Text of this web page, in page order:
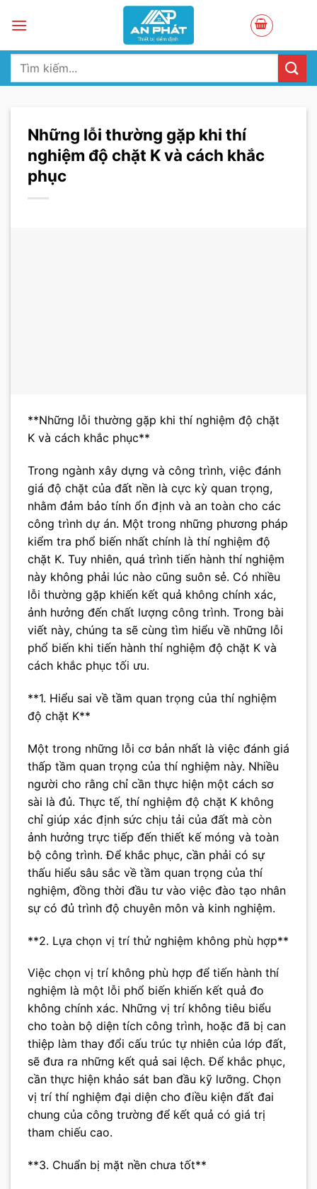
Tìm
Những lỗi thường gặp khi thí
nghiệm độ chặt K và cách khắc
phục
**Những lỗi thường gặp khi thí nghiệm độ chặt
K và cách khắc phục**
Trong ngành xây dựng và công trình, việc đánh
giá độ chặt của đất nền là cực kỳ quan trọng,
nhằm đảm bảo tính ổn định và an toàn cho các
công trình dự án. Một trong những phương pháp
kiểm tra phổ biến nhất chính là thí nghiệm độ
chặt K. Tuy nhiên, quá trình tiến hành thí nghiệm
này không phải lúc nào cũng suôn sẻ. Có nhiều
lỗi thường gặp khiến kết quả không chính xác,
ảnh hưởng đến chất lượng công trình. Trong bài
viết này, chúng ta sẽ cùng tìm hiểu về những lỗi
phổ biến khi tiến hành thí nghiệm độ chặt K và
cách khắc phục tối ưu.
**1. Hiểu sai về tầm quan trọng của thí nghiệm
độ chặt K**
Một trong những lỗi cơ bản nhất là việc đánh giá
thấp tầm quan trọng của thí nghiệm này. Nhiều
người cho rằng chỉ cần thực hiện một cách sơ
sài là đủ. Thực tế, thí nghiệm độ chặt K không
chỉ giúp xác định sức chịu tải của đất mà còn
ảnh hưởng trực tiếp đến thiết kế móng và toàn
bộ công trình. Để khắc phục, cần phải có sự
thấu hiểu sâu sắc về tầm quan trọng của thí
nghiệm, đồng thời đầu tư vào việc đào tạo nhân
sự có đủ trình độ chuyên môn và kinh nghiệm.
**2. Lựa chọn vị trí thử nghiệm không phù hợp**
Việc chọn vị trí không phù hợp để tiến hành thí
nghiệm là một lỗi phổ biến khiến kết quả đo
không chính xác. Những vị trí không tiêu biểu
cho toàn bộ diện tích công trình, hoặc đã bị can
thiệp làm thay đổi cấu trúc tự nhiên của lớp đất,
sẽ đưa ra những kết quả sai lệch. Để khắc phục,
cần thực hiện khảo sát ban đầu kỹ lưỡng. Chọn
vị trí thí nghiệm đại diện cho điều kiện đất đai
chung của công trường để kết quả có giá trị
tham chiếu cao.
**3. Chuẩn bị mặt nền chưa tốt**